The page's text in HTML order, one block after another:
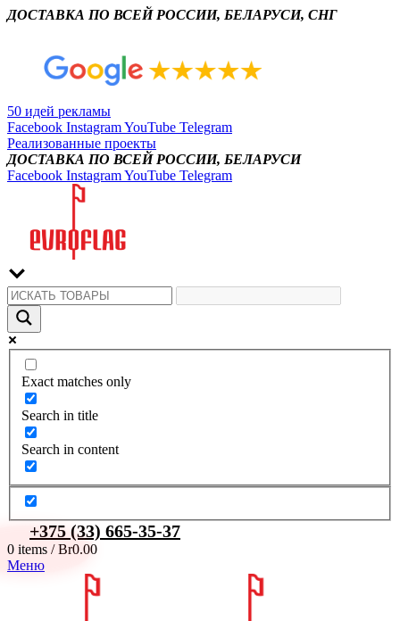
ДОСТАВКА ПО ВСЕЙ РОССИИ, БЕЛАРУСИ, СНГ
50 идей рекламы
Facebook InstagramYouTube Telegram
Реализованные проекты
ДОСТАВКА ПО ВСЕЙ РОССИИ, БЕЛАРУСИ
Facebook InstagramYouTube Telegram
Exact matches only
Search in title
Search in content
+375 (33) 665-35-37
0 items / Br0.00
Меню